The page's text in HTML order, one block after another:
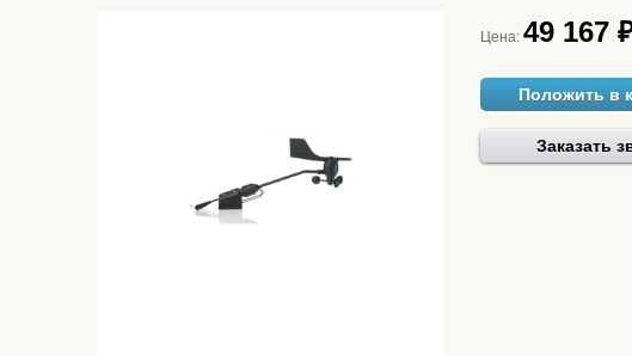
Цена: 49 167
Положить в
Заказать